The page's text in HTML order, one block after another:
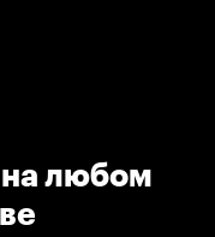
любом